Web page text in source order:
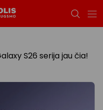
S26 serija jau čia!